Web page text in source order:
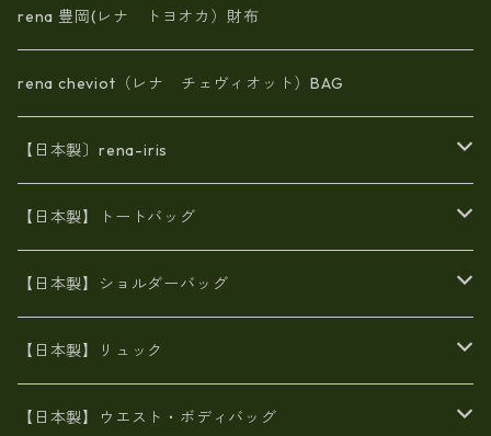
rena 豊岡(レナ トヨオカ）財布
rena cheviot（レナ チェヴィオット）BAG
【日本製〕rena-iris
エナメル（パテント）レザー
牛革製品トート・ショルダー
牛革製品リュック
【日本製】トートバッグ
火山灰染めバッグ
8号帆布
豊岡製
ヌメ革バッグ
Ａ3サイズ
オイルレザー
【日本製】ショルダーバッグ
漂流ロープバッグ
6号蝋引き帆布
火山灰染めバッグ
【日本製】リュック
帆布
【日本製】ウエスト・ボディバッグ